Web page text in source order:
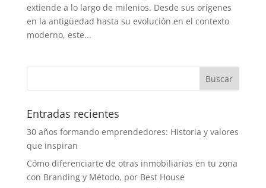
extiende a lo largo de milenios. Desde sus orígenes
en la antigüedad hasta su evolución en el contexto
moderno, este...
Entradas recientes
30 años formando emprendedores: Historia y valores
que inspiran
Cómo diferenciarte de otras inmobiliarias en tu zona
con Branding y Método, por Best House